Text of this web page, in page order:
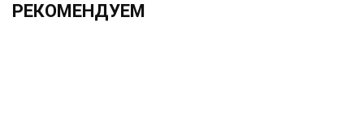
РЕКОМЕНДУЕМ